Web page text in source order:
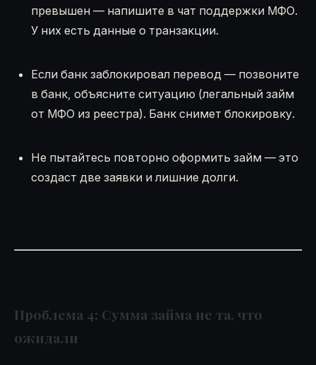
превышен — напишите в чат поддержки МФО.
У них есть данные о транзакции.
Если банк заблокировал перевод — позвоните
в банк, объясните ситуацию (легальный займ
от МФО из реестра). Банк снимет блокировку.
Не пытайтесь повторно оформить займ — это
создаст две заявки и лишние долги.
Проблема 4: Сумма займа не та, что
ожидали